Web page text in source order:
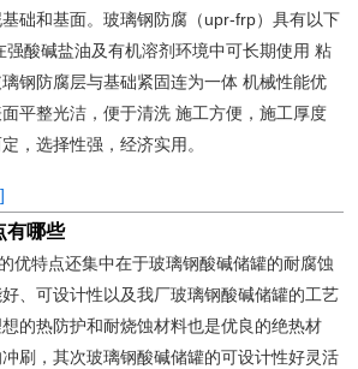
础和基面。玻璃钢防腐（upr-frp）具有以下
强酸碱盐油及有机溶剂环境中可长期使用 粘
钢防腐层与基础紧固连为一体 机械性能优
平整光洁，便于清洗 施工方便，施工厚度
，选择性强，经济实用。
有哪些
优特点还集中在于玻璃钢酸碱储罐的耐腐蚀
、可设计性以及我厂玻璃钢酸碱储罐的工艺
的热防护和耐烧蚀材料也是优良的绝热材
刷，其次玻璃钢酸碱储罐的可设计性好灵活